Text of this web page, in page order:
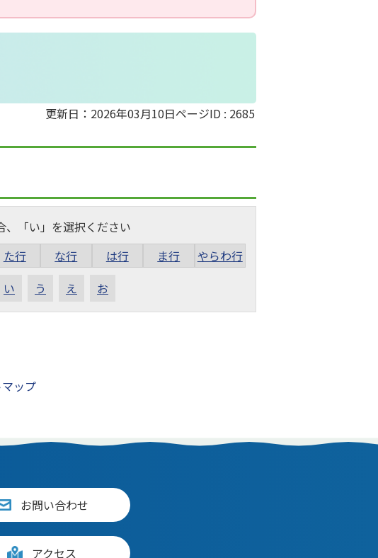
更新日：2026年03月10日ページID : 2685
、「い」を選択ください
た行 な行 は行 ま行
やらわ行
い う え お
ップ
お問い合わせ
アクセス